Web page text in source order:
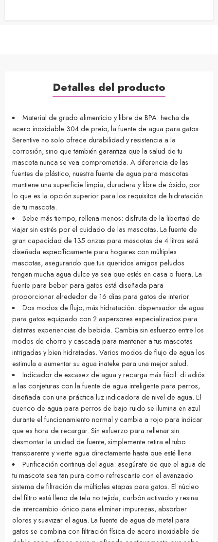
Detalles del producto
Material de grado alimenticio y libre de BPA: hecha de
acero inoxidable 304 de preio, la fuente de agua para gatos
Serentive no solo ofrece durabilidad y resistencia a la
corrosión, sino que también garantiza que la salud de tu
mascota nunca se vea comprometida. A diferencia de las
fuentes de plástico, nuestra fuente de agua para mascotas
mantiene una superficie limpia, duradera y libre de óxido, por
lo que es la opción superior para los requisitos de hidratación
de tu mascota.
Bebe más tiempo, rellena menos: disfruta de la libertad de
viajar sin estrés por el cuidado de las mascotas. La fuente de
gran capacidad de 135 onzas para mascotas de 4 litros está
diseñada específicamente para hogares con múltiples
mascotas, asegurando que tus queridos amigos peludos
tengan mucha agua dulce ya sea que estés en casa o fuera. La
fuente para beber para gatos está diseñada para
proporcionar alrededor de 16 días para gatos de interior.
Dos modos de flujo, más hidratación: dispensador de agua
para gatos equipado con 2 aspersores especializados para
distintas experiencias de bebida. Cambia sin esfuerzo entre los
modos de chorro y cascada para mantener a tus mascotas
intrigadas y bien hidratadas. Varios modos de flujo de agua los
estimula a aumentar su agua inateke para una mejor salud.
Indicador de escasez de agua y recarga más fácil: di adiós
a las conjeturas con la fuente de agua inteligente para perros,
diseñada con una práctica luz indicadora de nivel de agua. El
cuenco de agua para perros de bajo ruido se ilumina en azul
durante el funcionamiento normal y cambia a rojo para indicar
que es hora de recargar. Sin esfuerzo para rellenar sin
desmontar la unidad de fuente, simplemente retira el tubo
transparente y vierte agua directamente hasta que esté llena.
Purificación continua del agua: asegúrate de que el agua de
tu mascota sea tan pura como refrescante con el avanzado
sistema de filtración de múltiples etapas para gatos. El núcleo
del filtro está lleno de tela no tejida, carbón activado y resina
de intercambio iónico para eliminar impurezas, absorber
olores y suavizar el agua. La fuente de agua de metal para
gatos se combina con filtración física de acero inoxidable de